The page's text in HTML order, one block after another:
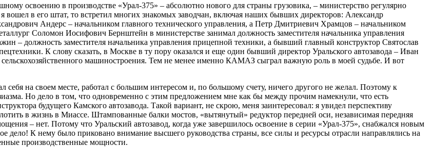
освоению в производстве «Урал-375» – абсолютно нового для страны грузовика, – министерство регулярно
вошел в его штат, то встретил многих знакомых заводчан, включая наших бывших директоров: Александр
Андерс – начальником главного технического управления, а Петр Дмитриевич Храмцов – начальником
Соломон Иосифович Бернштейн в министерстве занимал должность заместителя начальника управления
– должность заместителя начальника управления прицепной техники, а бывший главный конструктор Святослав
К слову сказать, в Москве в ту пору оказался и еще один бывший директор Уральского автозавода – Иван
машиностроения. Тем не менее именно КАМАЗ сыграл важную роль в моей судьбе. И вот
себя на своем месте, работал с большим интересом и, по большому счету, ничего другого не желал. Поэтому к
Но дело в том, что одновременно с этим предложением мне как бы между прочим намекнули, что есть
будущего Камского автозавода. Такой вариант, не скрою, меня заинтересовал: я увидел перспективу
в жизнь в Миассе. Штампованные балки мостов, «вытянутый» редуктор передней оси, независимая передняя
– нет. Потому что Уральский автозавод, когда уже завершилось освоение в серии «Урал-375», снабжался новым
К нему было приковано внимание высшего руководства страны, все силы и ресурсы отрасли направлялись на
производственные мощности.